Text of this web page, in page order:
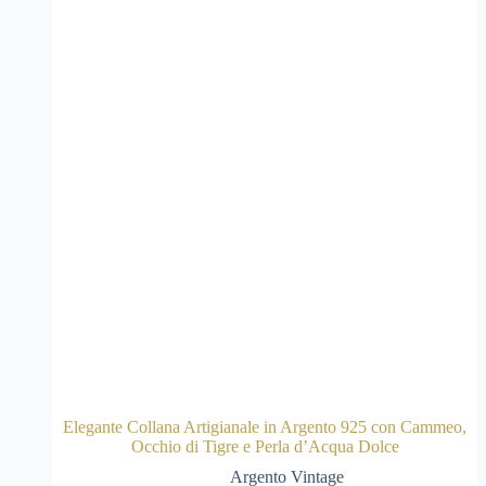
Elegante Collana Artigianale in Argento 925 con Cammeo,
Occhio di Tigre e Perla d’Acqua Dolce
Argento Vintage